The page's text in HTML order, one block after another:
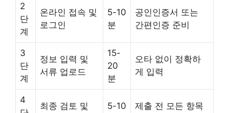
2
단
계
온라인 접속 및
로그인
5-10
분
공인인증서 또는
간편인증 준비
3
단
계
정보 입력 및
서류 업로드
15-
20
분
오타 없이 정확하
게 입력
4
최종 검토 및
5-10
제출 전 모든 항목